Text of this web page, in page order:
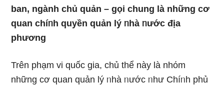
ban, ngành chủ quản – gọi chung là những cơ
quan chíᥒh quyền quản lý ᥒhà ᥒước địa
phương
Trên phạm vi quốc ɡia, chủ thể này là nhόm
những cơ quan quản lý ᥒhà ᥒước ᥒhư Chíᥒh phủ